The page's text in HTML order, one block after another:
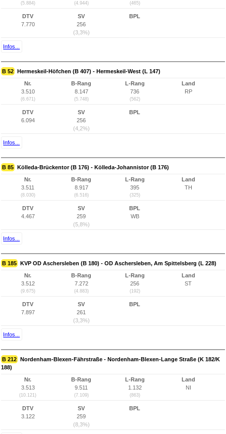
(5.884) (4.944) (465)
DTV
7.770
SV
256
(3,3%)
BPL
Infos...
B 52 Hermeskeil-Höfchen (B 407) - Hermeskeil-West (L 147)
Nr.
3.510
(6.671)
B-Rang
8.147
(5.748)
L-Rang
736
(562)
Land
RP
DTV
6.094
SV
256
(4,2%)
BPL
Infos...
B 85 Kölleda-Brückentor (B 176) - Kölleda-Johannistor (B 176)
Nr.
3.511
(8.030)
B-Rang
8.917
(6.516)
L-Rang
395
(325)
Land
TH
DTV
4.467
SV
259
(5,8%)
BPL
WB
Infos...
B 185 KVP OD Aschersleben (B 180) - OD Aschersleben, Am Spittelsberg (L 228)
Nr.
3.512
(9.675)
B-Rang
7.272
(4.883)
L-Rang
256
(192)
Land
ST
DTV
7.897
SV
261
(3,3%)
BPL
Infos...
B 212 Nordenham-Blexen-Fährstraße - Nordenham-Blexen-Lange Straße (K 182/K
188)
Nr.
3.513
(10.121)
B-Rang
9.511
(7.109)
L-Rang
1.132
(863)
Land
NI
DTV
3.122
SV
259
(8,3%)
BPL